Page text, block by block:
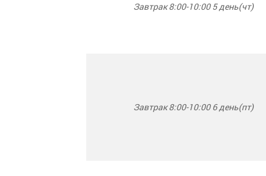
Завтрак 8:00-10:00 5 день(чт)
Завтрак 8:00-10:00 6 день(пт)